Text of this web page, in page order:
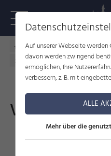
Füssen im Allgäu Kultur
Veranstaltungskalender
Events,
Auf unserer Webseite
davon werden zwingend
ermöglichen, Ihre
verbessern, z. B. mit
ALLE
Mehr über die